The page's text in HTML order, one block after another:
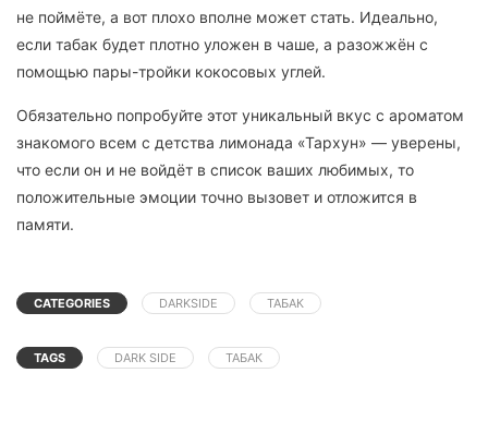
не поймёте, а вот плохо вполне может стать. Идеально,
если табак будет плотно уложен в чаше, а разожжён с
помощью пары-тройки кокосовых углей.
Обязательно попробуйте этот уникальный вкус с ароматом
знакомого всем с детства лимонада «Тархун» — уверены,
что если он и не войдёт в список ваших любимых, то
положительные эмоции точно вызовет и отложится в
памяти.
CATEGORIES DARKSIDE ТАБАК
TAGS DARK SIDE ТАБАК